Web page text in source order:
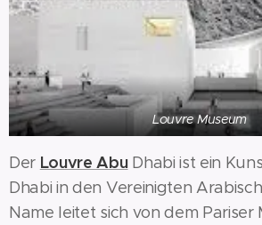
Louvre Museum
Der Louvre Abu Dhabi ist ein
Dhabi in den Vereinigten
Name leitet sich von dem Pariser